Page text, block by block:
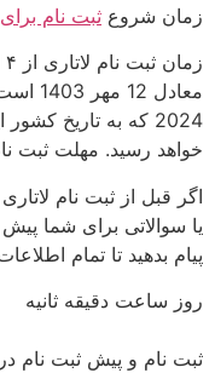
زمان شروع ثبت‌ نام
خواهد رسید. مهلت ثبت نام در
اگر قبل از ثبت نام
یا سوالاتی برای شما
پیام بدهید تا تمام
روز ساعت‌ دقیقه ثانیه
ثبت نام و پیش ثبت نام در